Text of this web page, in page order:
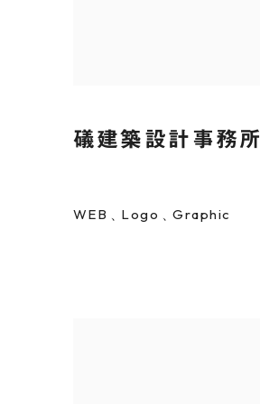
礒建築設計事務所
WEB Logo Graphic